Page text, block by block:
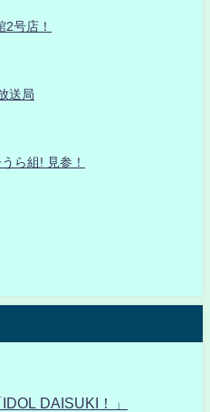
号店！
送局
ら組! 見参！
DAISUKI！」